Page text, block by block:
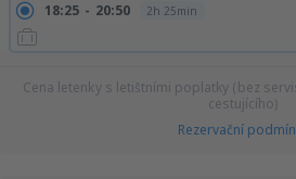
18:25 20:50 2h 25min
Cena letenky s letištními poplatky (bez
cestujícího)
Rezervační